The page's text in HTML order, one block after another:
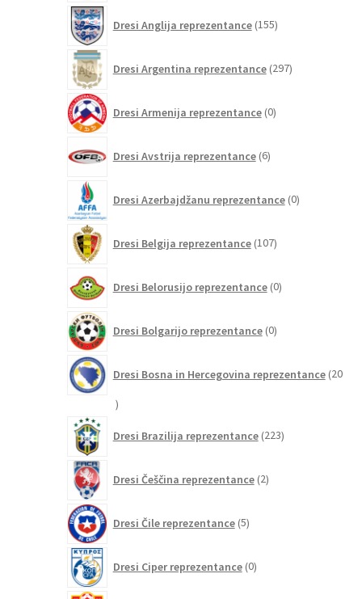
Dresi Anglija reprezentance 155izdelkov
Dresi Argentina reprezentance 297izdelkov
Dresi Armenija reprezentance 0izdelkov
Dresi Avstrija reprezentance 6izdelkov
Dresi Azerbajdžanu reprezentance 0izdelkov
Dresi Belgija reprezentance 107izdelkov
Dresi Belorusijo reprezentance 0izdelkov
Dresi Bolgarijo reprezentance 0izdelkov
Dresi Bosna in Hercegovina reprezentance 20
20
Dresi Brazilija reprezentance 223izdelkov
Dresi Češčina reprezentance 2izdelka
Dresi Čile reprezentance 5izdelkov
Dresi Ciper reprezentance 0izdelkov